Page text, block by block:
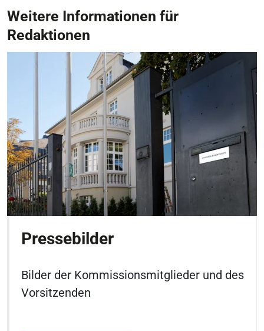
Weitere Informationen für
Redaktionen
Pressebilder
Bilder der Kommissionsmitglieder und des
Vorsitzenden